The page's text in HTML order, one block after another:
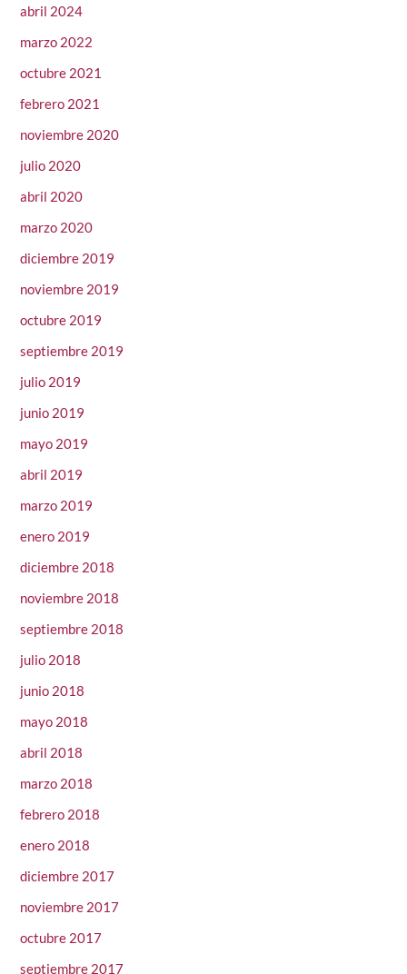
abril 2024
marzo 2022
octubre 2021
febrero 2021
noviembre 2020
julio 2020
abril 2020
marzo 2020
diciembre 2019
noviembre 2019
octubre 2019
septiembre 2019
julio 2019
junio 2019
mayo 2019
abril 2019
marzo 2019
enero 2019
diciembre 2018
noviembre 2018
septiembre 2018
julio 2018
junio 2018
mayo 2018
abril 2018
marzo 2018
febrero 2018
enero 2018
diciembre 2017
noviembre 2017
octubre 2017
septiembre 2017